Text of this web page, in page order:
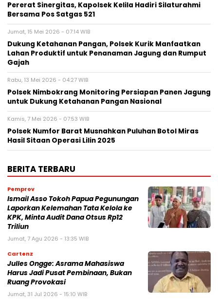
Pererat Sinergitas, Kapolsek Kelila Hadiri Silaturahmi
Bersama Pos Satgas 521
Jumat, 15 Mei 2026 - 07:14 WIB
Dukung Ketahanan Pangan, Polsek Kurik Manfaatkan
Lahan Produktif untuk Penanaman Jagung dan Rumput
Gajah
Rabu, 13 Mei 2026 - 04:27 WIB
Polsek Nimbokrang Monitoring Persiapan Panen Jagung
untuk Dukung Ketahanan Pangan Nasional
Kamis, 7 Mei 2026 - 07:53 WIB
Polsek Numfor Barat Musnahkan Puluhan Botol Miras
Hasil Sitaan Operasi Lilin 2025
BERITA TERBARU
Pemprov
Ismail Asso Tokoh Papua Pegunungan
Laporkan Kelemahan Tata Kelola ke
KPK, Minta Audit Dana Otsus Rp12
Triliun
Jumat, 7 Agu 2026 - 13:35 WIB
Cartenz
Julles Ongge: Asrama Mahasiswa
Harus Jadi Pusat Pembinaan, Bukan
Ruang Provokasi
Jumat, 31 Jul 2026 - 15:10 WIB